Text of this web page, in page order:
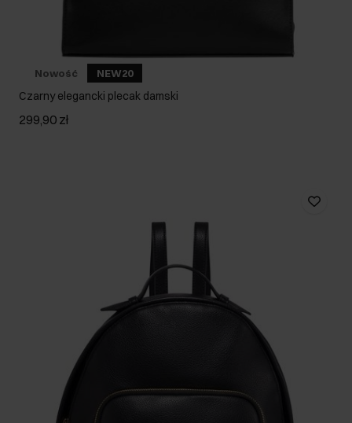
Nowość NEW20
Czarny elegancki plecak damski
299,90 zł